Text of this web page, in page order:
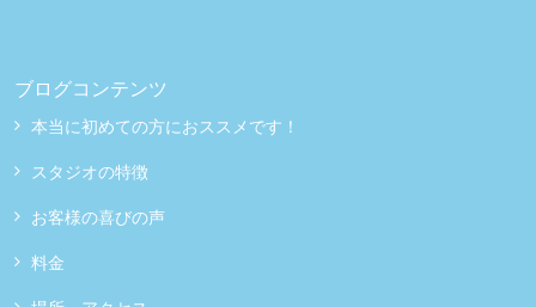
ブログコンテンツ
本当に初めての方におススメです！
スタジオの特徴
お客様の喜びの声
料金